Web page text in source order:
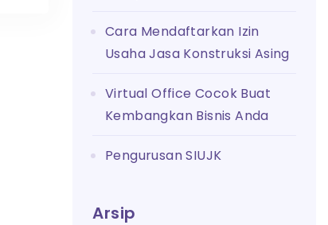
Cara Mendaftarkan Izin
Usaha Jasa Konstruksi Asing
Virtual Office Cocok Buat
Kembangkan Bisnis Anda
Pengurusan SIUJK
Arsip